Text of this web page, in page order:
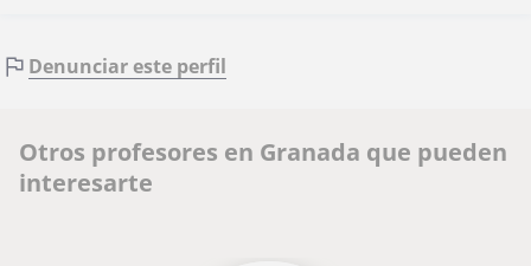
Denunciar este perfil
Otros profesores en Granada que pueden
interesarte